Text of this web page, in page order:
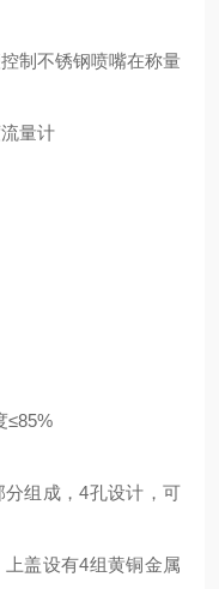
制不锈钢喷嘴在称量
量计
≤85%
组成，4孔设计，可
盖设有4组黄铜金属